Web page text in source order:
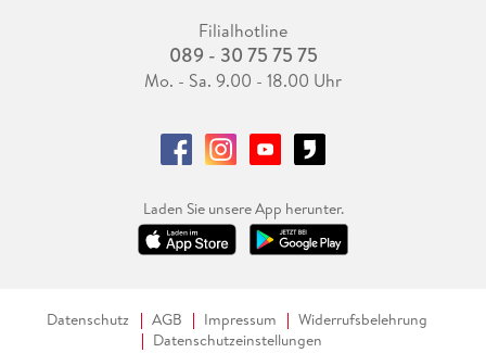
Filialhotline
089 - 30 75 75 75
Mo. - Sa. 9.00 - 18.00 Uhr
Laden Sie unsere App herunter.
Datenschutz AGB Impressum
Widerrufsbelehrung
Datenschutzeinstellungen